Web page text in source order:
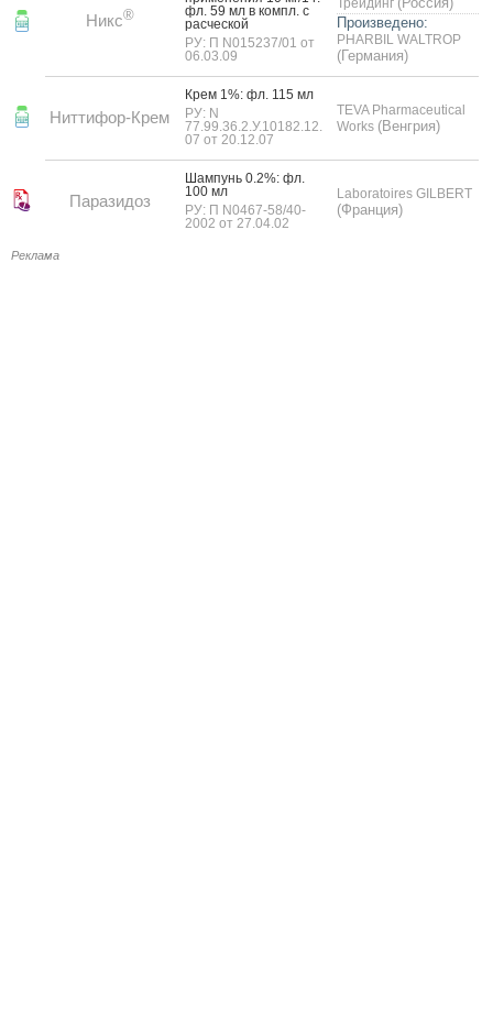
Никс®
фл. 59 мл в компл. с
рас­ческой
РУ: П N015237/01 от
06.03.09
Трейдинг
Произведено:
PHARBIL WALTROP
(Германия)
Ниттифор-Крем
Крем 1%: фл. 115 мл
РУ: N
77.99.36.2.У.10182.12.
07 от 20.12.07
TEVA Pharmaceutical
Works (Венгрия)
Паразидоз
Шам­пунь 0.2%: фл.
100 мл
РУ: П N0467-58/40-
2002 от 27.04.02
Laboratoires GILBERT
(Франция)
Реклама